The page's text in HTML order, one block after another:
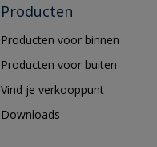
Producten
Producten voor binnen
Producten voor buiten
Vind je verkooppunt
Downloads